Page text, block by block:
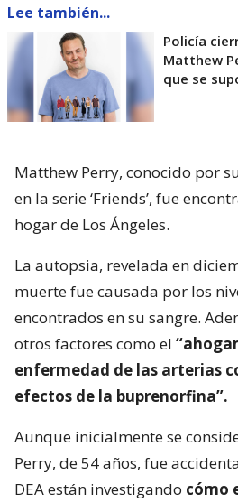
Lee también...
Policía
Matthew
que se
Matthew Perry, conocido por
en la serie ‘Friends’, fue
hogar de Los Ángeles.
La autopsia, revelada en
muerte fue causada por los
encontrados en su sangre.
otros factores como el
enfermedad de las arterias
efectos de la buprenorfina”.
Aunque inicialmente se
Perry, de 54 años, fue
DEA están investigando cómo